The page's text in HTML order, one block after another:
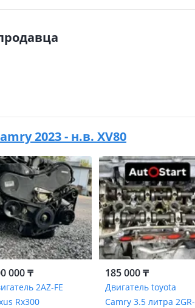
2023 - н.в. XV80
000 ₸
2AZ-FE
Rx300
185 000 ₸
Двигатель toyota
Camry 3.5 литра 2GR-